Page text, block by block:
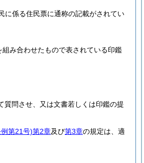
に係る住民票に通称の記載がされてい
み合わせたもので表されている印鑑
質問させ、又は文書若しくは印鑑の提
第21号)第2章及び第3章の規定は、適